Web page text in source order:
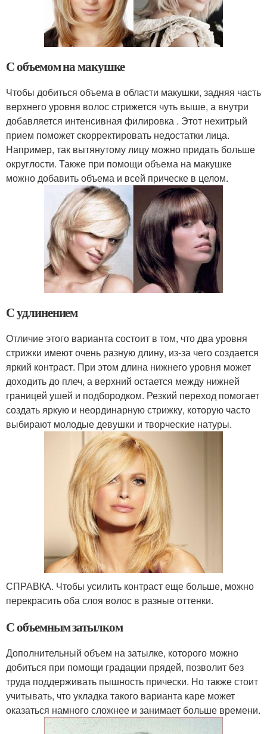
С объемом на макушке
Чтобы добиться объема в области макушки, задняя часть
верхнего уровня волос стрижется чуть выше, а внутри
добавляется интенсивная филировка . Этот нехитрый
прием поможет скорректировать недостатки лица.
Например, так вытянутому лицу можно придать больше
округлости. Также при помощи объема на макушке
можно добавить объема и всей прическе в целом.
С удлинением
Отличие этого варианта состоит в том, что два уровня
стрижки имеют очень разную длину, из-за чего создается
яркий контраст. При этом длина нижнего уровня может
доходить до плеч, а верхний остается между нижней
границей ушей и подбородком. Резкий переход помогает
создать яркую и неординарную стрижку, которую часто
выбирают молодые девушки и творческие натуры.
СПРАВКА. Чтобы усилить контраст еще больше, можно
перекрасить оба слоя волос в разные оттенки.
С объемным затылком
Дополнительный объем на затылке, которого можно
добиться при помощи градации прядей, позволит без
труда поддерживать пышность прически. Но также стоит
учитывать, что укладка такого варианта каре может
оказаться намного сложнее и занимает больше времени.